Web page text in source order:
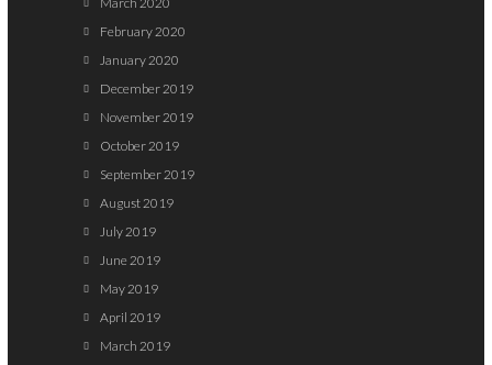
February 2020
January 2020
December 2019
November 2019
October 2019
September 2019
August 2019
July 2019
June 2019
May 2019
April 2019
March 2019